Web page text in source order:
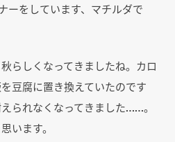
ーをしています、マチルダで
らしくなってきましたね。カロ
豆腐に置き換えていたのです
られなくなってきました……。
います。